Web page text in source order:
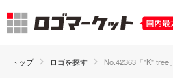
トップ ロゴを探す No.42363「"K" tree」